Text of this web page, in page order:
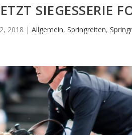
SIEGESSERIE
2018 | Allgemein, Springreiten,